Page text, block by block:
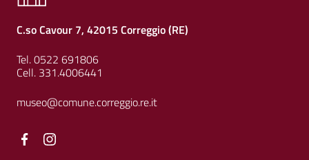
C.so Cavour 7, 42015 Correggio (RE)
Tel. 0522 691806
Cell. 331.4006441
museo@comune.correggio.re.it
Facebook